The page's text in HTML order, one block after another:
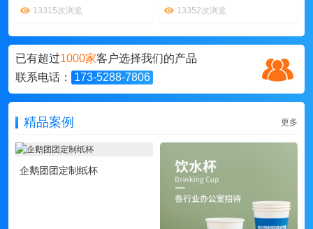
13315次浏览 13352次浏览
已有超过1000家客户选择我们的产品
联系电话：
173-5288-7806
精品案例 更多
企鹅团团定制纸杯